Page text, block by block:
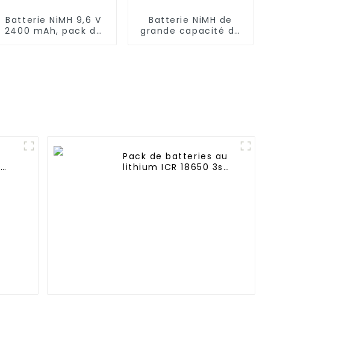
Batterie NiMH 9,6 V
2400 mAh, pack de
Batterie NiMH de
grande capacité de
Pack de batteries au
lithium ICR 18650 3s